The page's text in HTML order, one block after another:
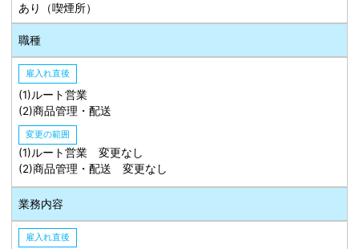
あり（喫煙所）
職種
雇入れ直後
(1)ルート営業
(2)商品管理・配送
変更の範囲
(1)ルート営業 変更なし
(2)商品管理・配送 変更なし
業務内容
雇入れ直後